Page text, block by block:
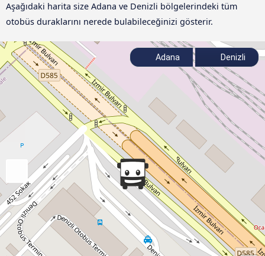
Aşağıdaki harita size Adana ve Denizli bölgelerindeki tüm
otobüs duraklarını nerede bulabileceğinizi gösterir.
Adana Denizli